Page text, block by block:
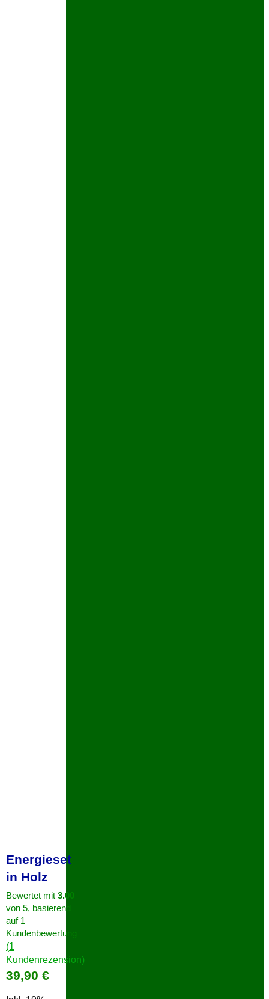
Energieset
in Holz
Bewertet mit3.00
von 5, basierend
auf 1
Kundenbewertung
(1
Kundenrezension)
39,90€